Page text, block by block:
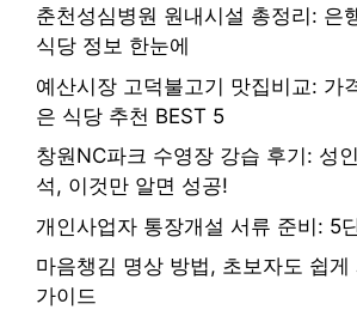
춘천성심병원 원내시설 총정리: 은
식당 정보 한눈에
예산시장 고덕불고기 맛집비교: 가
은 식당 추천 BEST 5
창원NC파크 수영장 강습 후기: 성
석, 이것만 알면 성공!
개인사업자 통장개설 서류 준비: 5
마음챙김 명상 방법, 초보자도 쉽게
가이드